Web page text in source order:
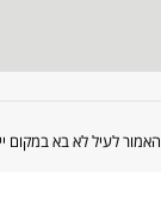
האמור לעיל לא בא במקום